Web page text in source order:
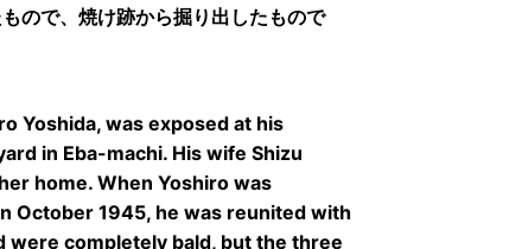
ので、焼け跡から掘り出したもので
Yoshida, was exposed at his
in Eba-machi. His wife Shizu
home. When Yoshiro was
October 1945, he was reunited with
were completely bald, but the three